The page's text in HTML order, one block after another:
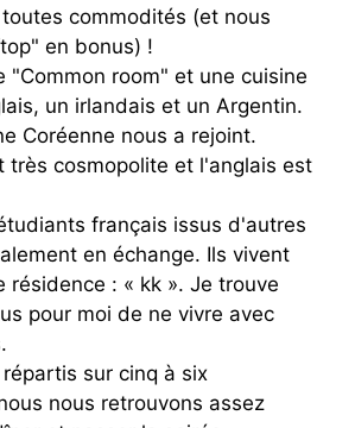
commodités (et nous
en bonus) !
"Common room" et une cuisine
un irlandais et un Argentin.
Coréenne nous a rejoint.
très cosmopolite et l'anglais est
français issus d'autres
en échange. Ils vivent
résidence : « kk ». Je trouve
pour moi de ne vivre avec
sur cinq à six
nous retrouvons assez